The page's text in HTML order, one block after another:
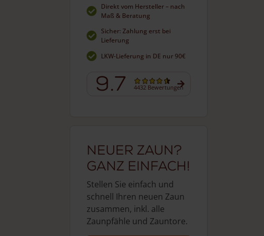
Direkt vom Hersteller – nach
Maß & Beratung
Sicher: Zahlung erst bei
Lieferung
LKW-Lieferung in DE nur 90€
9.7 4432 Bewertungen
Neuer Zaun?
Ganz einfach!
Stellen Sie einfach und
schnell Ihren neuen Zaun
zusammen, inkl. alle
Zaunpfähle und Zauntore.